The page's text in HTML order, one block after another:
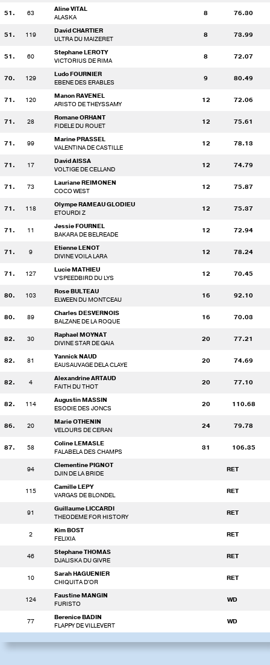
51. 63
Aline VITAL
ALASKA
8 76.30
51. 119
David CHARTIER
ULTRA DU MAIZERET
8 73.99
51. 60
Stephane LEROTY
VICTORIUS DE RIMA
8 72.07
70. 129
Ludo FOURNIER
EBENE DES ERABLES
9 80.49
71. 120
Manon RAVENEL
ARISTO DE THEYSSAMY
12 72.06
71. 28
Romane ORHANT
FIDELE DU ROUET
12 75.61
71. 99
Marine PRASSEL
VALENTINA DE CASTILLE
12 78.13
71. 17
David AISSA
VOLTIGE DE CELLAND
12 74.79
71. 73
Lauriane REIMONEN
COCO WEST
12 75.87
71. 118
Olympe RAMEAU GLODIEU
ETOURDI Z
12 75.37
71. 11
Jessie FOURNEL
BAKARA DE BELREADE
12 72.94
71. 9
Etienne LENOT
DIVINE VOILA LARA
12 78.24
71. 127
Lucie MATHIEU
V'SPEEDBIRD DU LYS
12 70.45
80. 103
Rose BULTEAU
ELWEEN DU MONTCEAU
16 92.10
80. 89
Charles DESVERNOIS
BALZANE DE LA ROQUE
16 70.03
82. 30
Raphael MOYNAT
DIVINE STAR DE GAIA
20 77.21
82. 81
Yannick NAUD
EAUSAUVAGE DELA CLAYE
20 74.69
82. 4
Alexandrine ARTAUD
FAITH DU THOT
20 77.10
82. 114
Augustin MASSIN
ESODIE DES JONCS
20 110.68
86. 20
Marie OTHENIN
VELOURS DE CERAN
24 79.78
87. 58
Coline LEMASLE
FALABELA DES CHAMPS
31 106.35
94
Clementine PIGNOT
DJIN DE LA BRIDE
RET
115
Camille LEPY
VARGAS DE BLONDEL
RET
91
Guillaume LICCARDI
THEODEME FOR HISTORY
RET
2
Kim BOST
FELIXIA
RET
46
Stephane THOMAS
DJALISKA DU GIVRE
RET
10
Sarah HAGUENIER
CHIQUITA D'OR
RET
124
Faustine MANGIN
FURISTO
WD
77
Berenice BADIN
FLAPPY DE VILLEVERT
WD